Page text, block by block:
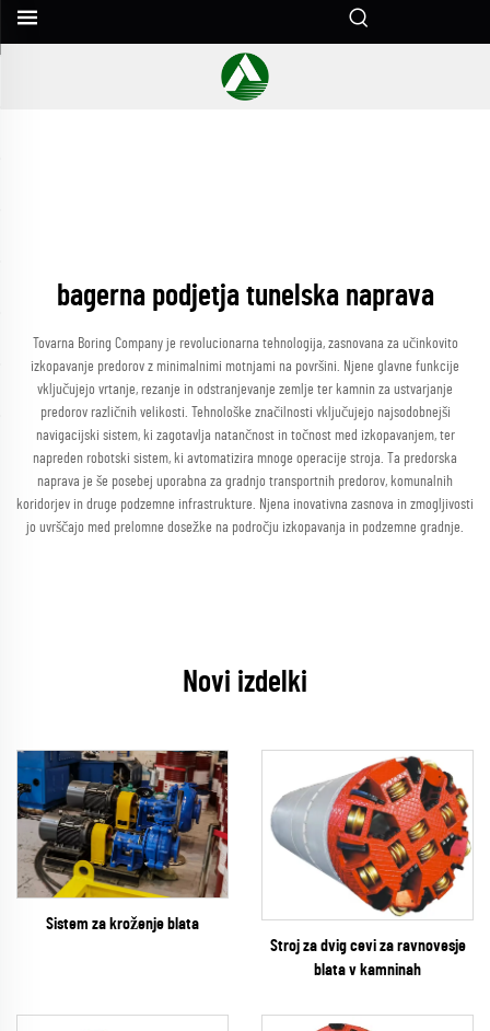
bagerna podjetja tunelska naprava
Tovarna Boring Company je revolucionarna tehnologija, zasnovana za učinkovito
izkopavanje predorov z minimalnimi motnjami na površini. Njene glavne funkcije
vključujejo vrtanje, rezanje in odstranjevanje zemlje ter kamnin za ustvarjanje
predorov različnih velikosti. Tehnološke značilnosti vključujejo najsodobnejši
navigacijski sistem, ki zagotavlja natančnost in točnost med izkopavanjem, ter
napreden robotski sistem, ki avtomatizira mnoge operacije stroja. Ta predorska
naprava je še posebej uporabna za gradnjo transportnih predorov, komunalnih
koridorjev in druge podzemne infrastrukture. Njena inovativna zasnova in zmogljivosti
jo uvrščajo med prelomne dosežke na področju izkopavanja in podzemne gradnje.
Novi izdelki
Sistem za kroženje blata
Stroj za dvig cevi za ravnovesje
blata v kamninah